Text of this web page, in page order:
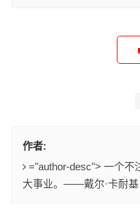
作者:
="author-desc"> 一个不
大事业。——戴尔·卡耐基